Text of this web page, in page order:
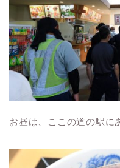
お昼は、ここの道の駅に